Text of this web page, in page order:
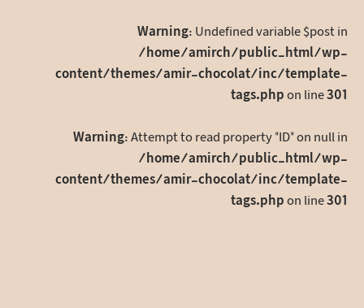
Warning: Undefined variable $post in
/home/amirch/public_html/wp-
content/themes/amir-chocolat/inc/template-
tags.phpon line301
Warning: Attempt to read property "ID" on null in
/home/amirch/public_html/wp-
content/themes/amir-chocolat/inc/template-
tags.phpon line301